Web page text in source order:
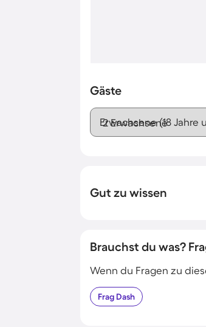
Gäste
Erwachsene (18 Jahre
Gut zu wissen
Brauchst du was?
Wenn du Fragen zu
FragDash